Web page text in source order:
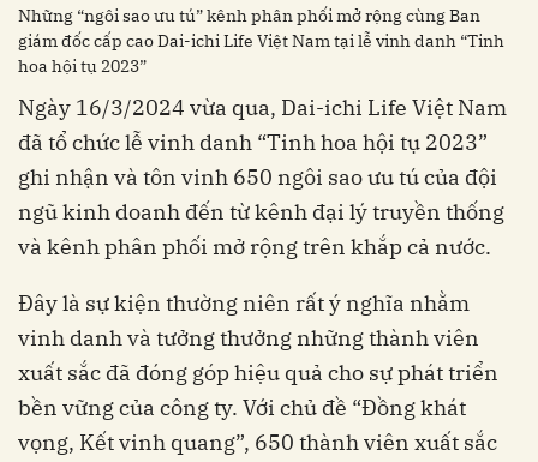
Những “ngôi sao ưu tú” kênh phân phối mở rộng cùng Ban
giám đốc cấp cao Dai-ichi Life Việt Nam tại lễ vinh danh “Tinh
hoa hội tụ 2023”
Ngày 16/3/2024 vừa qua, Dai-ichi Life Việt Nam
đã tổ chức lễ vinh danh “Tinh hoa hội tụ 2023”
ghi nhận và tôn vinh 650 ngôi sao ưu tú của đội
ngũ kinh doanh đến từ kênh đại lý truyền thống
và kênh phân phối mở rộng trên khắp cả nước.
Đây là sự kiện thường niên rất ý nghĩa nhằm
vinh danh và tưởng thưởng những thành viên
xuất sắc đã đóng góp hiệu quả cho sự phát triển
bền vững của công ty. Với chủ đề “Đồng khát
vọng, Kết vinh quang”, 650 thành viên xuất sắc